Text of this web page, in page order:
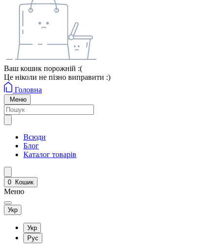
Ваш кошик порожній :(
Це ніколи не пізно виправити :)
Головна
Меню
Всюди
Блог
Каталог товарів
0 Кошик
Меню
Укр
Укр
Рус